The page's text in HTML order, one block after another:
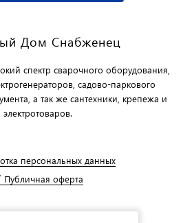
Дом Снабженец
спектр сварочного оборудования,
садово-паркового
а так же сантехники, крепежа и
электротоваров.
персональных данных
оферта